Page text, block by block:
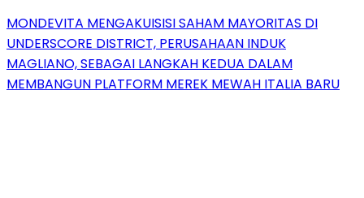
MONDEVITA MENGAKUISISI SAHAM MAYORITAS DI
UNDERSCORE DISTRICT, PERUSAHAAN INDUK
MAGLIANO, SEBAGAI LANGKAH KEDUA DALAM
MEMBANGUN PLATFORM MEREK MEWAH ITALIA BARU